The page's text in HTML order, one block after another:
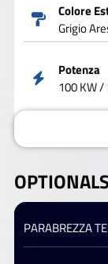
Colore
Grigio
Potenza
100 KW /
PARABREZZA